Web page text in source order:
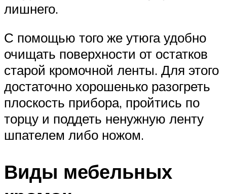
лишнего.
С помощью того же утюга удобно
очищать поверхности от остатков
старой кромочной ленты. Для этого
достаточно хорошенько разогреть
плоскость прибора, пройтись по
торцу и поддеть ненужную ленту
шпателем либо ножом.
Виды мебельных